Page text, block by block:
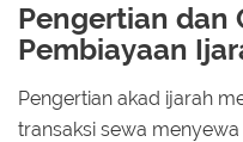
Pengertian dan
Pembiayaan
Pengertian akad ijarah
transaksi sewa